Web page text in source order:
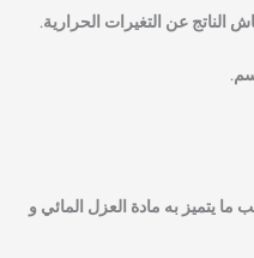
الناتج عن التغيرات الحرارية.
ما يتميز به مادة العزل المائي و